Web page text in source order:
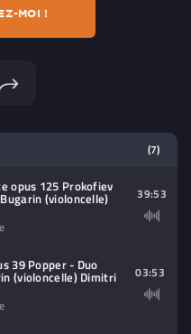
MOI !
video)
(7)
opus 125 Prokofiev
(violoncelle) 39:53
39 Popper - Duo
(violoncelle) Dimitri 03:53